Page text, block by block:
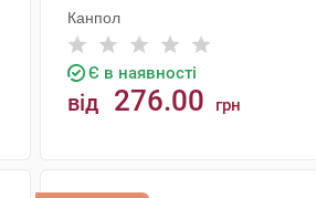
Канпол
Є в наявності
від 276.00 грн